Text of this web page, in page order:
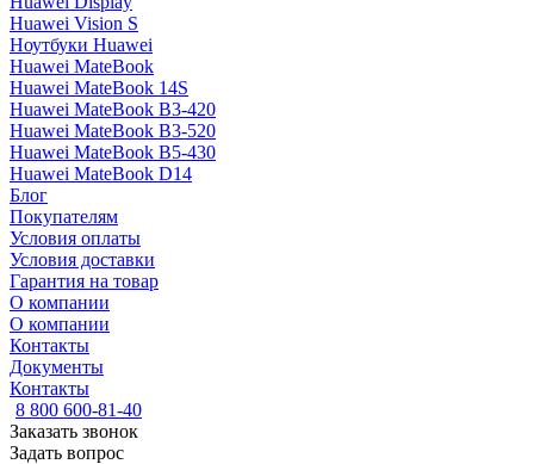
Huawei Vision S
Ноутбуки Huawei
Huawei MateBook
Huawei MateBook 14S
Huawei MateBook B3-420
Huawei MateBook B3-520
Huawei MateBook B5-430
Huawei MateBook D14
Блог
Покупателям
Условия оплаты
Условия доставки
Гарантия на товар
О компании
О компании
Контакты
Документы
Контакты
8 800 600-81-40
Заказать звонок
Задать вопрос